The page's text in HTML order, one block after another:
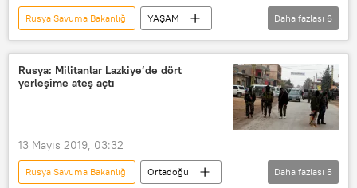
Rusya Savuma Bakanlığı
YAŞAM
Haberler
DÜNYA
Drift
Lada Vesta
Rusya
Daha fazlası 6
Rusya: Militanlar Lazkiye’de dört
yerleşime ateş açtı
13 Mayıs 2019, 03:32
Rusya Savuma Bakanlığı
Ortadoğu
Daha fazlası 5